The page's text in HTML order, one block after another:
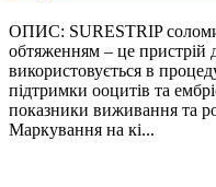
ОПИС: SURESTRIP
обтяженням – це пристрій
використовується в
підтримки ооцитів та
показники виживання та
Маркування на кі...